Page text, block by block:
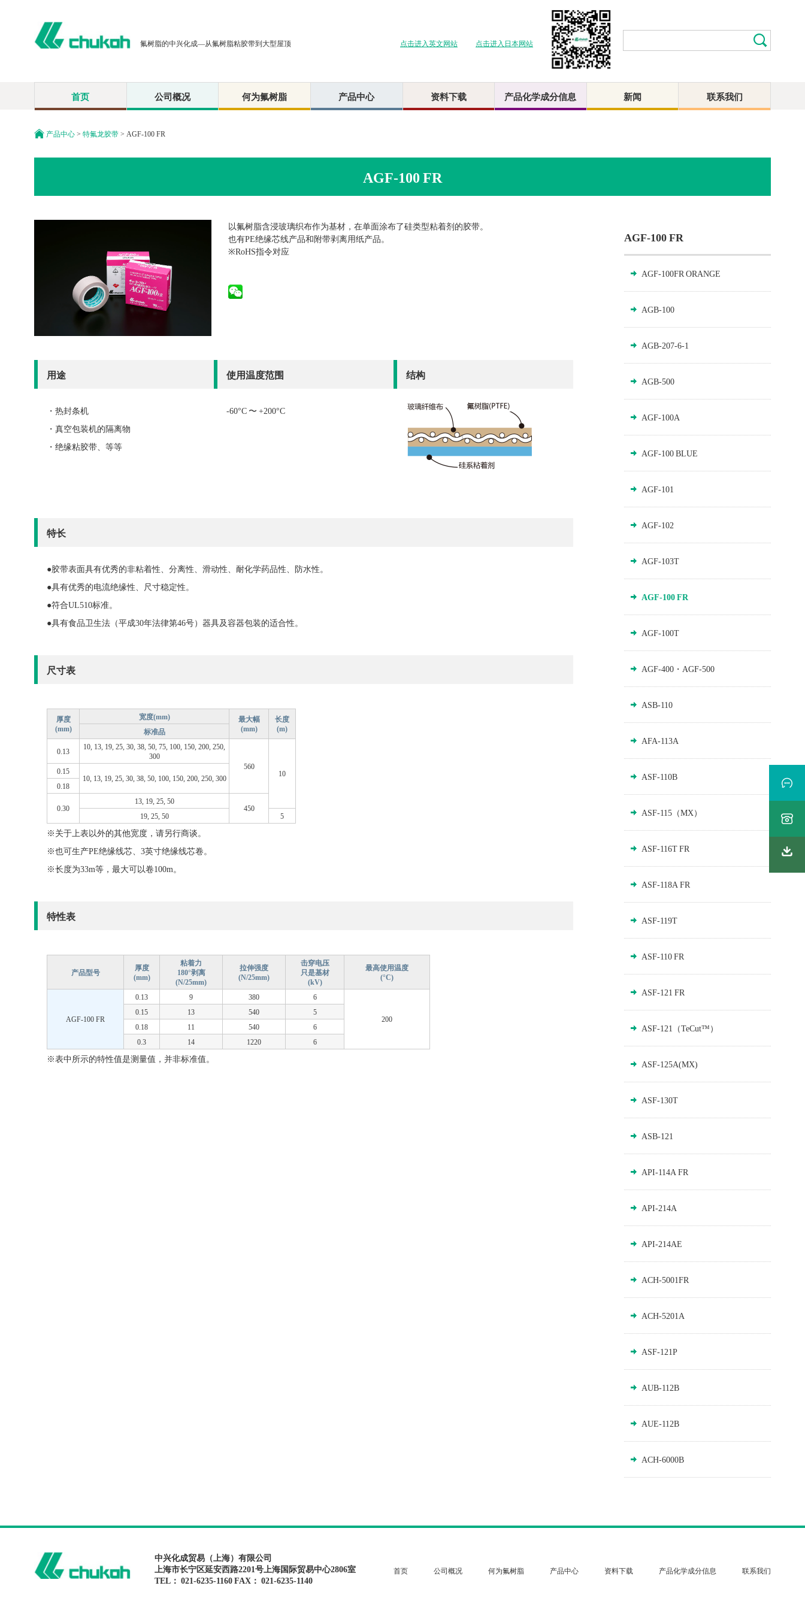
氟树脂的中兴化成—从氟树脂粘胶带到大型屋顶 点击进入日本网站
点击进入英文网站
首页 公司概况 何为氟树脂 产品中心 资料下载 产品化学成分信息 新闻 联系我们
产品中心> 特氟龙胶带> AGF-100 FR
AGF-100 FR
以氟树脂含浸玻璃织布作为基材，在单面涂布了硅类型粘着剂的胶带。
也有PE绝缘芯线产品和附带剥离用纸产品。
※RoHS指令对应
用途
・热封条机
・真空包装机的隔离物
・绝缘粘胶带、等等
使用温度范围
-60°C 〜 +200°C
结构
特长
●胶带表面具有优秀的非粘着性、分离性、滑动性、耐化学药品性、防水性。
●具有优秀的电流绝缘性、尺寸稳定性。
●符合UL510标准。
●具有食品卫生法（平成30年法律第46号）器具及容器包装的适合性。
尺寸表
厚度
(mm)
宽度(mm)
最大幅
(mm)
长度
(m)
标准品
0.13
10, 13, 19, 25, 30, 38, 50, 75, 100, 150, 200, 250,
300
560
10
0.15
10, 13, 19, 25, 30, 38, 50, 100, 150, 200, 250, 300
0.18
0.30
13, 19, 25, 50
450
19, 25, 50 5
※关于上表以外的其他宽度，请另行商谈。
※也可生产PE绝缘线芯、3英寸绝缘线芯卷。
※长度为33m等，最大可以卷100m。
特性表
产品型号
厚度
(mm)
粘着力
180°剥离
(N/25mm)
拉伸强度
(N/25mm)
击穿电压
只是基材
(kV)
最高使用温度
(°C)
AGF-100 FR
0.13 9 380 6
200
0.15 13 540
5
0.18
11 540
6
0.3
14 1220 6
※表中所示的特性值是测量值，并非标准值。
AGF-100 FR
AGF-100FR ORANGE
AGB-100
AGB-207-6-1
AGB-500
AGF-100A
AGF-100 BLUE
AGF-101
AGF-102
AGF-103T
AGF-100 FR
AGF-100T
AGF-400・AGF-500
ASB-110
AFA-113A
ASF-110B
ASF-115（MX）
ASF-116T FR
ASF-118A FR
ASF-119T
ASF-110 FR
ASF-121 FR
ASF-121（TeCut™）
ASF-125A(MX)
ASF-130T
ASB-121
API-114A FR
API-214A
API-214AE
ACH-5001FR
ACH-5201A
ASF-121P
AUB-112B
AUE-112B
ACH-6000B
中兴化成贸易（上海）有限公司
上海市长宁区延安西路2201号上海国际贸易中心2806室
TEL： 021-6235-1160 FAX： 021-6235-1140
首页 公司概况 何为氟树脂 产品中心 资料下载 产品化学成分信息 联系我们